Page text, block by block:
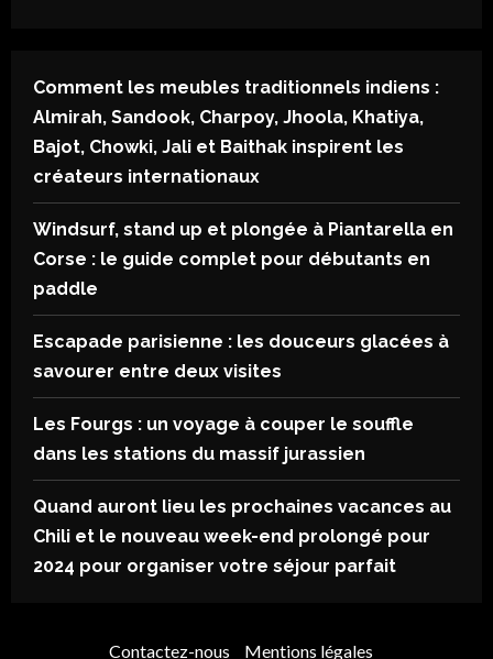
Comment les meubles traditionnels indiens :
Almirah, Sandook, Charpoy, Jhoola, Khatiya,
Bajot, Chowki, Jali et Baithak inspirent les
créateurs internationaux
Windsurf, stand up et plongée à Piantarella en
Corse : le guide complet pour débutants en
paddle
Escapade parisienne : les douceurs glacées à
savourer entre deux visites
Les Fourgs : un voyage à couper le souffle
dans les stations du massif jurassien
Quand auront lieu les prochaines vacances au
Chili et le nouveau week-end prolongé pour
2024 pour organiser votre séjour parfait
Contactez-nous Mentions légales